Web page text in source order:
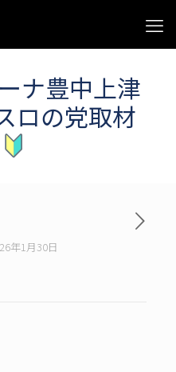
ナ豊中上津
ロの党取材
年1月30日